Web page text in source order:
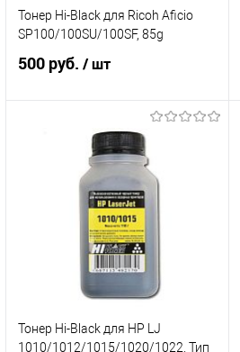
Тонер Hi-Black для Ricoh Aficio
SP100/100SU/100SF, 85g
500 руб. / шт
В корзину
Купить в 1 клик
Сравнение
В избранное
Тонер Hi-Black для HP LJ
1010/1012/1015/1020/1022. Тип